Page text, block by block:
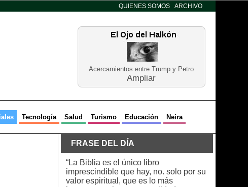
QUIENES SOMOS ARCHIVO
Acercamientos entre Trump y Petro
Ampliar
Tecnología Salud Turismo Educación Neira
FRASE DEL DÍA
“La Biblia es el único libro
imprescindible que hay, no. solo por su
valor espiritual, que es lo más